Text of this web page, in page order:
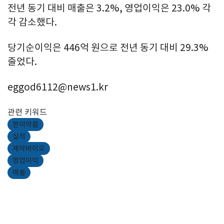
전년 동기 대비 매출은 3.2%, 영업이익은 23.0% 각
각 감소했다.
당기순이익은 446억 원으로 전년 동기 대비 29.3%
줄었다.
eggod6112@news1.kr
관련 키워드
한미약품
실적
제약바이오
영업이익
매출